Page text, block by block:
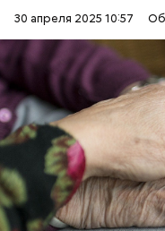
30 апреля 2025 10:57
Ингредиенты: